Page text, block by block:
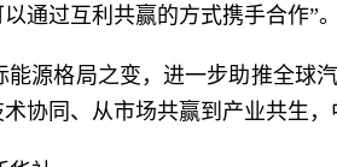
通过互利共赢的方式携手合作”
能源格局之变，进一步助推全球
术协同、从市场共赢到产业共生